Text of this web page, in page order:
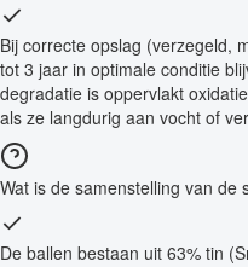
Bij correcte opslag (verzegeld,
tot 3 jaar in optimale conditie
degradatie is oppervlakt
als ze langdurig aan vocht of
Wat is de samenstelling van de
De ballen bestaan uit 63% tin